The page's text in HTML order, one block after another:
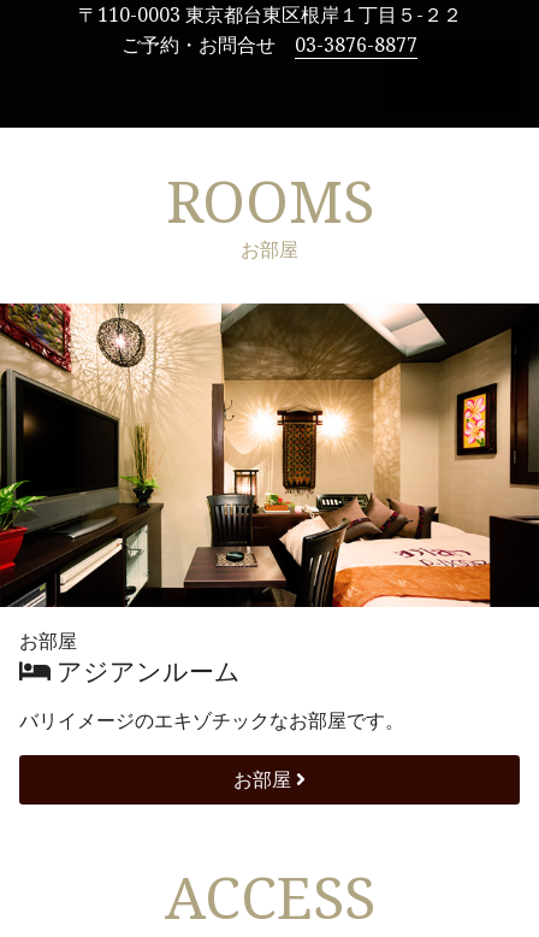
〒110-0003 東京都台東区根岸１丁目５-２２
ご予約・お問合せ 03-3876-8877
ROOMS
お部屋
お部屋
アジアンルーム
バリイメージのエキゾチックなお部屋です。
お部屋
ACCESS